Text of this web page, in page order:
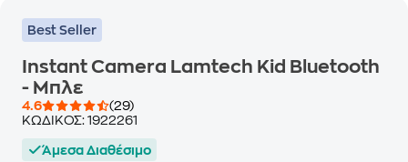
Best Seller
Instant Camera Lamtech Kid Bluetooth
- Μπλε
4.6
(29)
ΚΩΔΙΚΟΣ: 1922261
Άμεσα Διαθέσιμο